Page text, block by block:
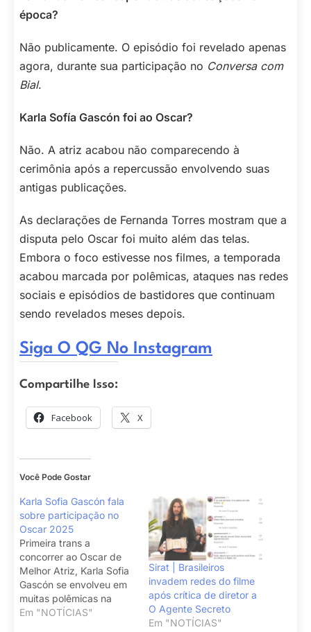
época?
Não publicamente. O episódio foi revelado apenas
agora, durante sua participação no Conversa com
Bial.
Karla Sofía Gascón foi ao Oscar?
Não. A atriz acabou não comparecendo à
cerimônia após a repercussão envolvendo suas
antigas publicações.
As declarações de Fernanda Torres mostram que a
disputa pelo Oscar foi muito além das telas.
Embora o foco estivesse nos filmes, a temporada
acabou marcada por polêmicas, ataques nas redes
sociais e episódios de bastidores que continuam
sendo revelados meses depois.
Siga O QG No Instagram
Compartilhe Isso:
Facebook X
Você Pode Gostar
Karla Sofia Gascón fala
sobre participação no
Oscar 2025
Primeira trans a
concorrer ao Oscar de
Melhor Atriz, Karla Sofia
Gascón se envolveu em
muitas polêmicas na
temporada.
Em "NOTÍCIAS"
Sirat | Brasileiros
invadem redes do filme
após crítica de diretor a
O Agente Secreto
Em "NOTÍCIAS"